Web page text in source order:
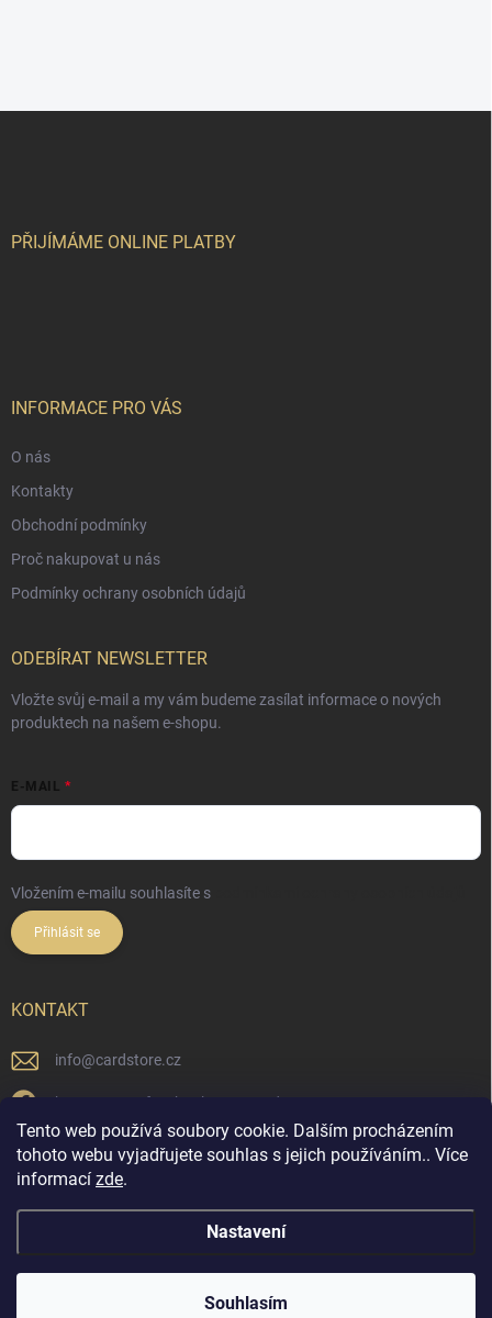
Tento web používá soubory cookie. Dalším procházením
tohoto webu vyjadřujete souhlas s jejich používáním.. Více
informací zde.
Nastavení
Souhlasím
PŘIJÍMÁME ONLINE PLATBY
INFORMACE PRO VÁS
O nás
Kontakty
Obchodní podmínky
Proč nakupovat u nás
Podmínky ochrany osobních údajů
ODEBÍRAT NEWSLETTER
Vložte svůj e-mail a my vám budeme zasílat informace o nových
produktech na našem e-shopu.
E-MAIL
Vložením e-mailu souhlasíte s
Přihlásit se
KONTAKT
info@cardstore.cz
https://www.facebook.com/cardstorecz
cardstore.cz/
@cardstore.cz/
Cardstore.cz . Všechna práva vyhrazena.